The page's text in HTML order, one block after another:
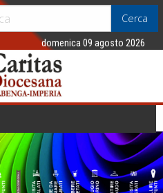
Cerca
domenica 09 agosto 2026